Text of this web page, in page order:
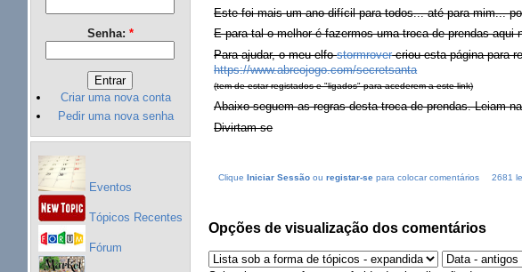
Senha: *
Criar uma nova conta
Pedir uma nova senha
Eventos
Tópicos Recentes
Fórum
Este foi mais um ano difícil para todos... até para mim...
E para tal o melhor é fazermos uma troca de prendas aqui
Para ajudar, o meu elfostormrovercriou esta página para
https://www.abreojogo.com/secretsanta
(tem de estar registados e "ligados" para acederem a este link)
Abaixo seguem as regras desta troca de prendas. Leiam-
Divirtam-se
CliqueIniciar Sessão ouregistar-se para colocar comentários 2681
Opções de visualização dos comentários